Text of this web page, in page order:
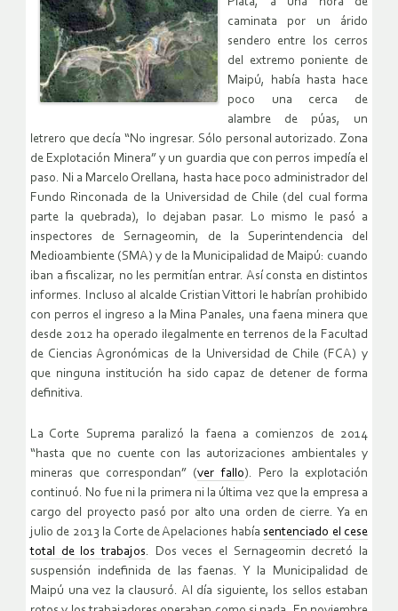
caminata por un árido
sendero entre los cerros
del extremo poniente de
Maipú, había hasta hace
poco una cerca de
alambre de púas, un
letrero que decía “No ingresar. Sólo personal autorizado. Zona
de Explotación Minera” y un guardia que con perros impedía el
paso. Ni a Marcelo Orellana, hasta hace poco administrador del
Fundo Rinconada de la Universidad de Chile (del cual forma
parte la quebrada), lo dejaban pasar. Lo mismo le pasó a
inspectores de Sernageomin, de la Superintendencia del
Medioambiente (SMA) y de la Municipalidad de Maipú: cuando
iban a fiscalizar, no les permitían entrar. Así consta en distintos
informes. Incluso al alcalde Cristian Vittori le habrían prohibido
con perros el ingreso a la Mina Panales, una faena minera que
desde 2012 ha operado ilegalmente en terrenos de la Facultad
de Ciencias Agronómicas de la Universidad de Chile (FCA) y
que ninguna institución ha sido capaz de detener de forma
definitiva.
La Corte Suprema paralizó la faena a comienzos de 2014
“hasta que no cuente con las autorizaciones ambientales y
mineras que correspondan” (ver fallo). Pero la explotación
continuó. No fue ni la primera ni la última vez que la empresa a
cargo del proyecto pasó por alto una orden de cierre. Ya en
julio de 2013 la Corte de Apelaciones había sentenciado el cese
total de los trabajos. Dos veces el Sernageomin decretó la
suspensión indefinida de las faenas. Y la Municipalidad de
Maipú una vez la clausuró. Al día siguiente, los sellos estaban